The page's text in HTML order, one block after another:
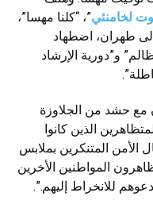
لخامنئي”، “كلنا مهسا”،
طهران، اضطهاد
و”دورية الإرشاد
مع حشد من الجلاوزة
الذين كانوا
الأمن المتنكرين بملابس
المواطنين الأخرين
للانخراط إليهم.”.